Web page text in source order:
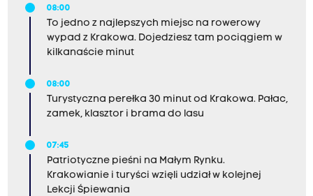
08:00
To jedno z najlepszych miejsc na rowerowy
wypad z Krakowa. Dojedziesz tam pociągiem w
kilkanaście minut
08:00
Turystyczna perełka 30 minut od Krakowa. Pałac,
zamek, klasztor i brama do lasu
07:45
Patriotyczne pieśni na Małym Rynku.
Krakowianie i turyści wzięli udział w kolejnej
Lekcji Śpiewania